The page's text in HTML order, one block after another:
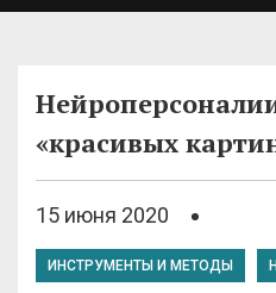
«красивых
15 июня 2020
ИНСТРУМЕНТЫ И МЕТОДЫ